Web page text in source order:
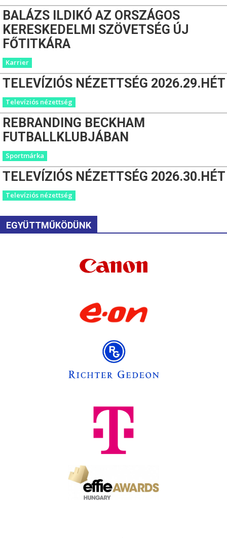
BALÁZS ILDIKÓ AZ ORSZÁGOS
KERESKEDELMI SZÖVETSÉG ÚJ
FŐTITKÁRA
Karrier
TELEVÍZIÓS NÉZETTSÉG 2026.29.HÉT
Televíziós nézettség
REBRANDING BECKHAM
FUTBALLKLUBJÁBAN
Sportmárka
TELEVÍZIÓS NÉZETTSÉG 2026.30.HÉT
Televíziós nézettség
EGYÜTTMŰKÖDÜNK